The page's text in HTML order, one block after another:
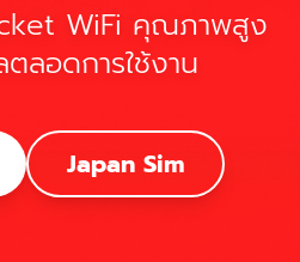
WiFi คุณภาพสูง
ลอดการใช้งาน
Japan Sim